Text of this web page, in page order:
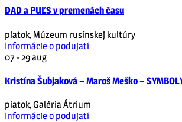
DAD a PUĽS v premenách času
piatok, Múzeum rusínskej kultúry
Informácie o podujatí
07 - 29aug
Kristína Šubjaková – Maroš Meško –
piatok,Galéria Átrium
Informácie o podujatí